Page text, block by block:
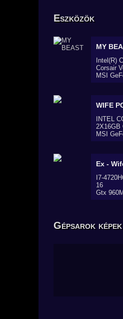
Eszközök
MY
Intel(R)
Corsair
MSI
WIFE
INTEL
2X16GB
MSI
Ex -
I7-
16
Gtx 960M
Gépsarok képek